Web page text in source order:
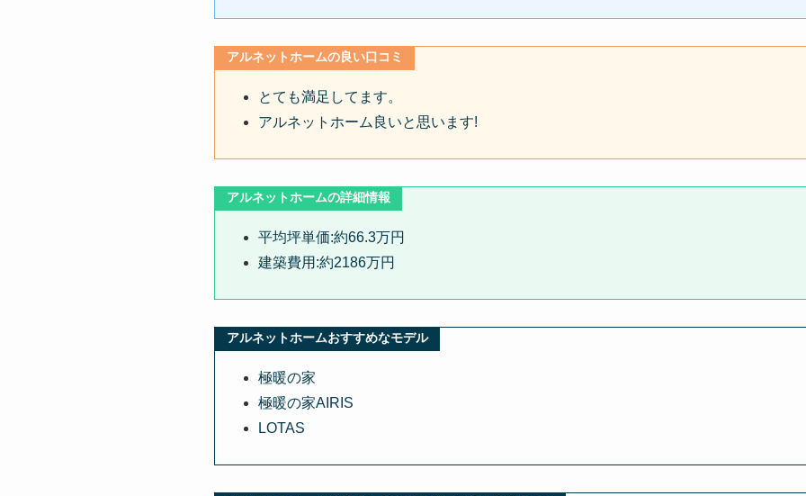
アルネットホームの良い口コミ
とても満足してます。
アルネットホーム良いと思います!
アルネットホームの詳細情報
平均坪単価:約66.3万円
建築費用:約2186万円
アルネットホームおすすめなモデル
極暖の家
極暖の家AIRIS
LOTAS